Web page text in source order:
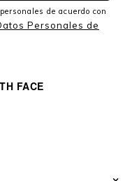
FACE
de acuerdo con
Personales de